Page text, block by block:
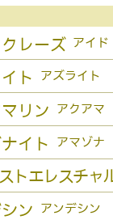
アイド
アズライト
アクアマ
アマゾナ
アンデシン